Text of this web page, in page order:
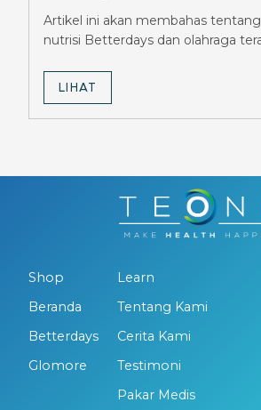
Hasil Diet Ozempic, Wajib
Strateginya
Artikel ini akan membahas
nutrisi Betterdays dan olahraga
LIHAT
Shop
Beranda
Betterdays
Glomore
Learn
Tentang Kami
Cerita Kami
Testimoni
Pakar Medis